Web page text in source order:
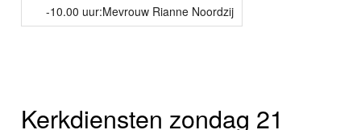
-10.00 uur:Mevrouw Rianne Noordzij
Kerkdiensten zondag 21